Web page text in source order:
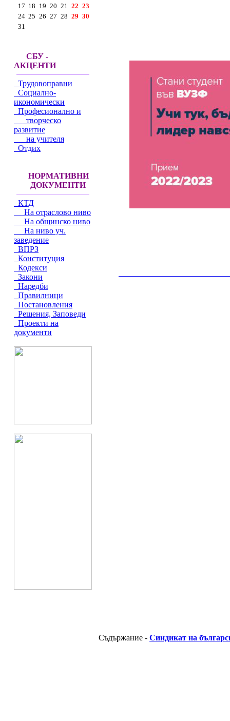
17 18 19 20 21 22 23
24 25 26 27 28 29 30
31
СБУ -
АКЦЕНТИ
Трудовоправни
Социално-
икономически
Професионално и
творческо
развитие
на учителя
Отдих
НОРМАТИВНИ
ДОКУМЕНТИ
КТД
На отраслово ниво
На общинско ниво
На ниво уч.
заведение
ВПРЗ
Конституция
Кодекси
Закони
Наредби
Правилници
Постановления
Решения, Заповеди
Проекти на
документи
Съдържание - Синдикат на